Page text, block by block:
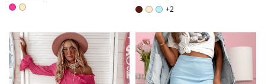
+2